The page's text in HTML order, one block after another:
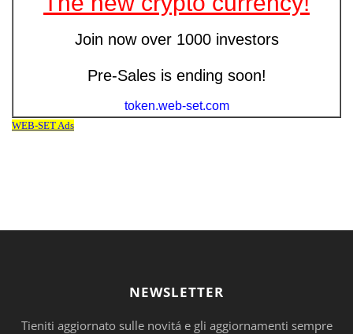
NEWSLETTER
Tieniti aggiornato sulle novitá e gli aggiornamenti sempre